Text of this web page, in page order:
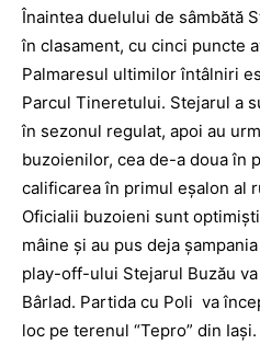
Înaintea duelului de sâmbătă
în clasament, cu cinci puncte
Palmaresul ultimilor întâlniri
Parcul Tineretului. Stejarul a
în sezonul regulat, apoi au
buzoienilor, cea de-a doua în
calificarea în primul eşalon al
Oficialii buzoieni sunt
mâine şi au pus deja
play-off-ului Stejarul Buzău
Bârlad. Partida cu Poli va
loc pe terenul “Tepro” din Iaşi.